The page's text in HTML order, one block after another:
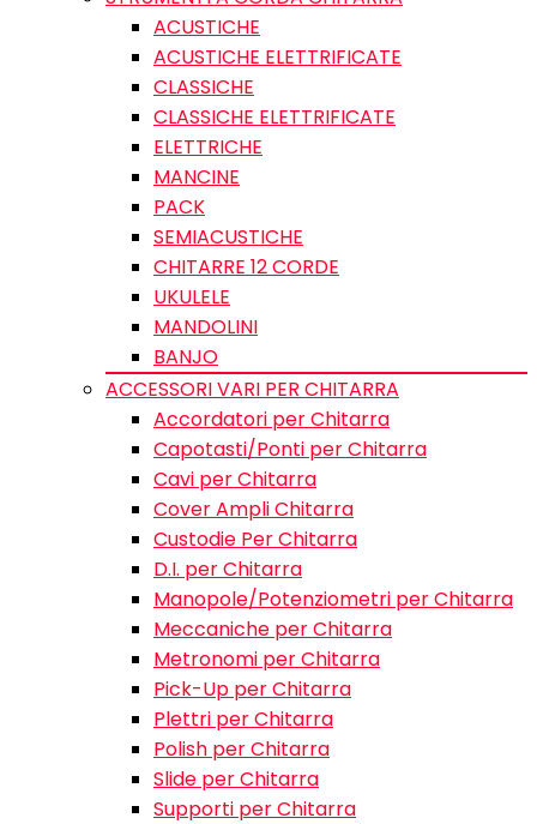
ACUSTICHE
ACUSTICHE ELETTRIFICATE
CLASSICHE
CLASSICHE ELETTRIFICATE
ELETTRICHE
MANCINE
PACK
SEMIACUSTICHE
CHITARRE 12 CORDE
UKULELE
MANDOLINI
BANJO
ACCESSORI VARI PER CHITARRA
Accordatori per Chitarra
Capotasti/Ponti per Chitarra
Cavi per Chitarra
Cover Ampli Chitarra
Custodie Per Chitarra
D.I. per Chitarra
Manopole/Potenziometri per Chitarra
Meccaniche per Chitarra
Metronomi per Chitarra
Pick-Up per Chitarra
Plettri per Chitarra
Polish per Chitarra
Slide per Chitarra
Supporti per Chitarra